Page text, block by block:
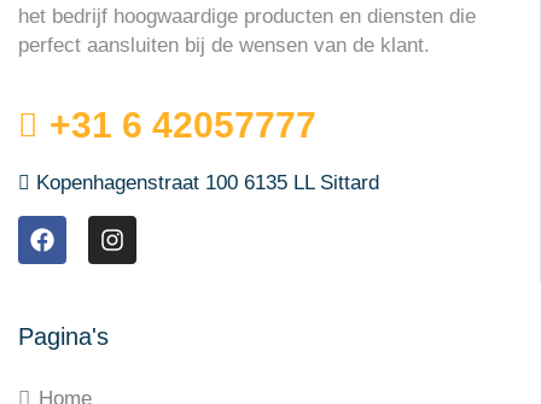
het bedrijf hoogwaardige producten en diensten die
perfect aansluiten bij de wensen van de klant.
+31 6 42057777
Kopenhagenstraat 100 6135 LL Sittard
Pagina's
Home